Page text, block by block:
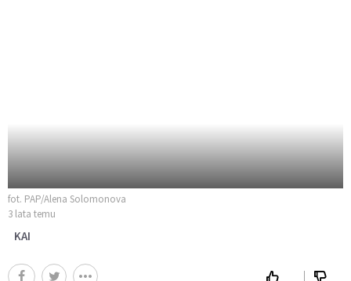
fot. PAP/Alena Solomonova
3 lata temu
KAI